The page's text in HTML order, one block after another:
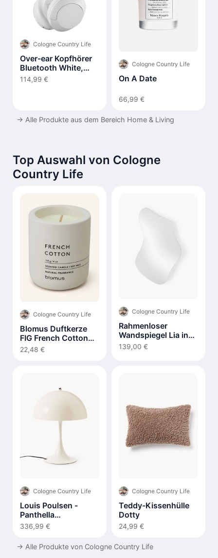
Cologne Country Life
Over-ear Kopfhörer
Bluetooth White,
TAH8506WT/00
114,99 €
Cologne Country Life
On A Date
66,99 €
→ Alle Produkte aus dem Bereich Home & Living
Top Auswahl von Cologne
Country Life
Cologne Country Life
Blomus Duftkerze
FIG French Cotton
290g
22,48 €
Cologne Country Life
Rahmenloser
Wandspiegel Lia in
organischer Form
139,00 €
Cologne Country Life
Louis Poulsen -
Panthella
Tischleuchte 320
336,99 €
Cologne Country Life
Teddy-Kissenhülle
Dotty
24,99 €
→ Alle Produkte von Cologne Country Life